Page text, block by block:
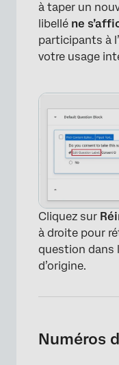
à taper un
libellé ne
participants à
votre usage
Cliquez sur
à droite pour
question dans
d’origine.
Numéros